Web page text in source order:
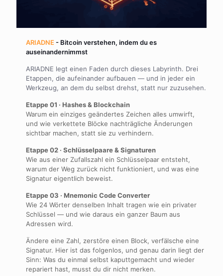
ARIADNE- Bitcoin verstehen, indem du es
auseinandernimmst
ARIADNE legt einen Faden durch dieses Labyrinth. Drei
Etappen, die aufeinander aufbauen — und in jeder ein
Werkzeug, an dem du selbst drehst, statt nur zuzusehen.
Etappe 01 · Hashes & Blockchain
Warum ein einziges geändertes Zeichen alles umwirft,
und wie verkettete Blöcke nachträgliche Änderungen
sichtbar machen, statt sie zu verhindern.
Etappe 02 · Schlüsselpaare & Signaturen
Wie aus einer Zufallszahl ein Schlüsselpaar entsteht,
warum der Weg zurück nicht funktioniert, und was eine
Signatur eigentlich beweist.
Etappe 03 · Mnemonic Code Converter
Wie 24 Wörter denselben Inhalt tragen wie ein privater
Schlüssel — und wie daraus ein ganzer Baum aus
Adressen wird.
Ändere eine Zahl, zerstöre einen Block, verfälsche eine
Signatur. Hier ist das folgenlos, und genau darin liegt der
Sinn: Was du einmal selbst kaputtgemacht und wieder
repariert hast, musst du dir nicht merken.